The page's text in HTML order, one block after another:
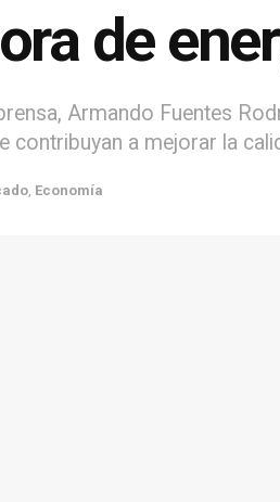
de
Armando Fuentes
contribuyan a mejorar la
Economía